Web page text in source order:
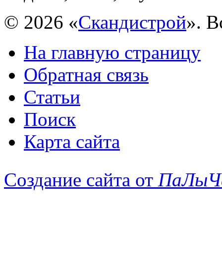
© 2026 «Скандистрой».
На главную страницу
Обратная связь
Статьи
Поиск
Карта сайта
Создание сайта от